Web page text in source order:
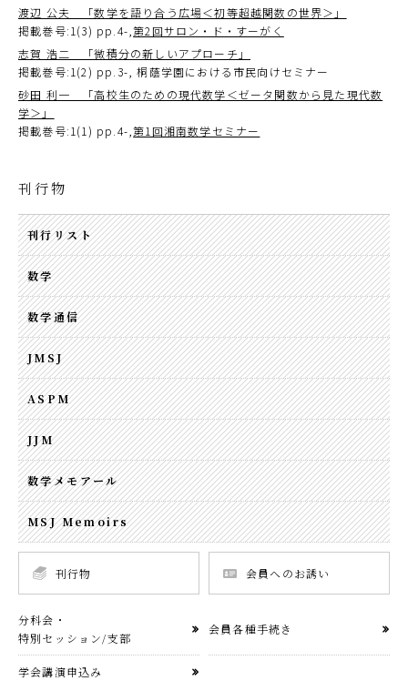
渡辺 公夫 「数学を語り合う広場＜初等超越関数の世界＞」
掲載巻号:1(3) pp.4-,第2回サロン・ド・すーがく
志賀 浩二 「微積分の新しいアプローチ」
掲載巻号:1(2) pp.3-, 桐蔭学園における市民向けセミナー
砂田 利一 「高校生のための現代数学＜ゼータ関数から見た現代数
学＞」
掲載巻号:1(1) pp.4-,第1回湘南数学セミナー
刊行物
刊行リスト
数学
数学通信
JMSJ
ASPM
JJM
数学メモアール
MSJ Memoirs
刊行物 会員へのお誘い
分科会・
特別セッション/支部
会員各種手続き
学会講演申込み